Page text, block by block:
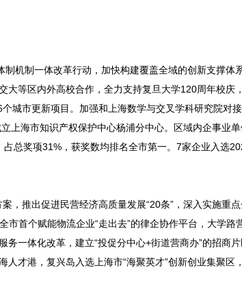
机制一体改革行动，加快构建覆盖全域的创新支撑体
等区内外高校合作，全力支持复旦大学120周年校庆
城市更新项目。加强和上海数学与交叉学科研究院对
上海市知识产权保护中心杨浦分中心。区域内企事业
总奖项31%，获奖数均排名全市第一。7家企业入选
，推出促进民营经济高质量发展“20条”，深入实施重点
市首个赋能物流企业“走出去”的律企协作平台，大学路
一体化改革，建立“投促分中心+街道营商办”的招商
才港，复兴岛入选上海市“海聚英才”创新创业集聚区